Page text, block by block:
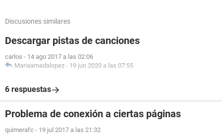
Discusiones similares
Descargar pistas de canciones
carlos - 14 ago 2017 a las 02:06
Mariaamadalopez - 19 jun 2020 a las 07:55
6 respuestas
Problema de conexión a ciertas páginas
quimerafc - 19 jul 2017 a las 21:32